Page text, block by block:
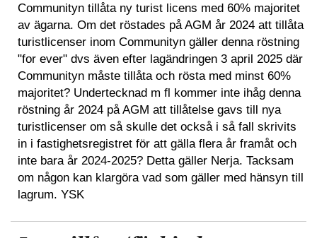
Communityn tillåta ny turist licens med 60% majoritet
av ägarna. Om det röstades på AGM år 2024 att tillåta
turistlicenser inom Communityn gäller denna röstning
"for ever" dvs även efter lagändringen 3 april 2025 där
Communityn måste tillåta och rösta med minst 60%
majoritet? Undertecknad m fl kommer inte ihåg denna
röstning år 2024 på AGM att tillåtelse gavs till nya
turistlicenser om så skulle det också i så fall skrivits
in i fastighetsregistret för att gälla flera år framåt och
inte bara år 2024-2025? Detta gäller Nerja. Tacksam
om någon kan klargöra vad som gäller med hänsyn till
lagrum. YSK